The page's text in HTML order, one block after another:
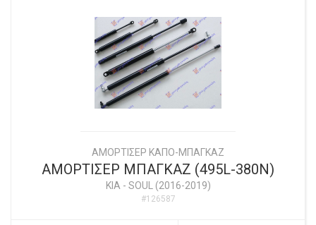
ΑΜΟΡΤΙΣΕΡ ΚΑΠΟ-ΜΠΑΓΚΑΖ
ΑΜΟΡΤΙΣΕΡ ΜΠΑΓΚΑΖ (495L-380N)
KIA - SOUL (2016-2019)
#126587